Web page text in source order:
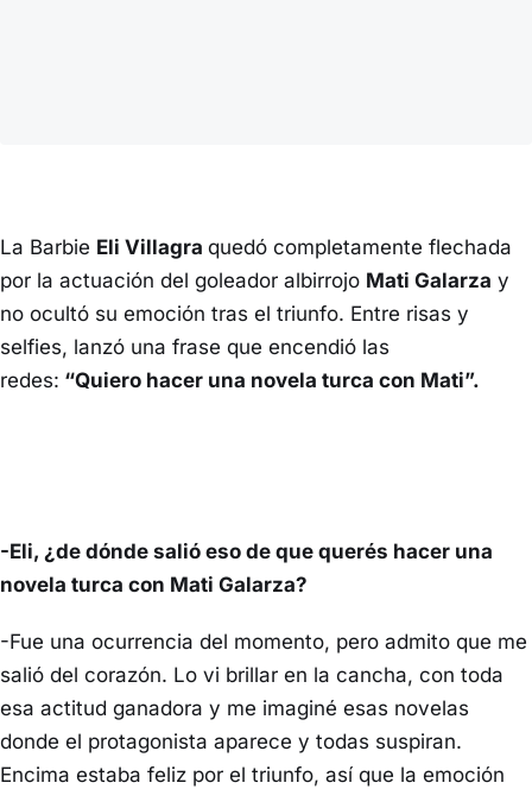
La Barbie Eli Villagra quedó completamente flechada
por la actuación del goleador albirrojo Mati Galarza y
no ocultó su emoción tras el triunfo. Entre risas y
selfies, lanzó una frase que encendió las
redes: “Quiero hacer una novela turca con Mati”.
-Eli, ¿de dónde salió eso de que querés hacer una
novela turca con Mati Galarza?
-Fue una ocurrencia del momento, pero admito que me
salió del corazón. Lo vi brillar en la cancha, con toda
esa actitud ganadora y me imaginé esas novelas
donde el protagonista aparece y todas suspiran.
Encima estaba feliz por el triunfo, así que la emoción